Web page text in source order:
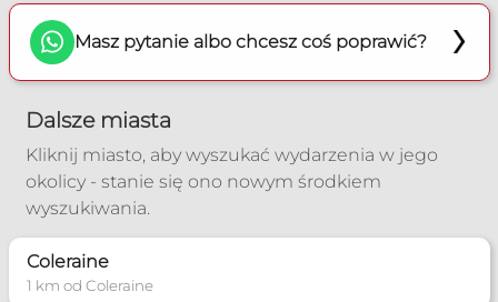
Masz pytanie albo chcesz coś poprawić?
Dalsze miasta
Kliknij miasto, aby wyszukać wydarzenia w jego
okolicy - stanie się ono nowym środkiem
wyszukiwania.
Coleraine
1 km od Coleraine